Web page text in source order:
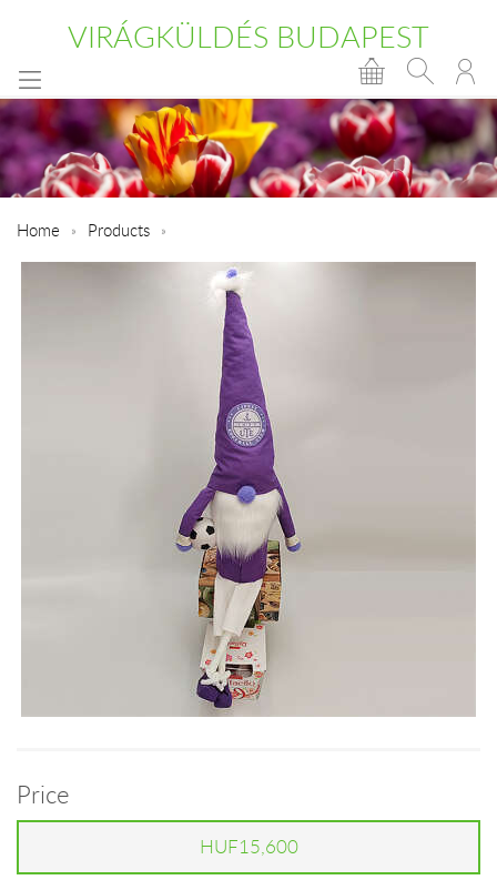
VIRÁGKÜLDÉS BUDAPEST
Home Products
Price
HUF15,600